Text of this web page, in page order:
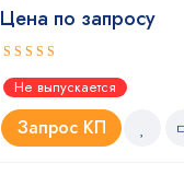
Цена по запросу
Оценка
5.00из 5
Не выпускается
Запрос КП